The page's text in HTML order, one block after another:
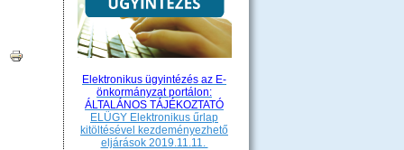
Elektronikus ügyintézés az E-
önkormányzat portálon:
ÁLTALÁNOS TÁJÉKOZTATÓ
ELÜGY Elektronikus űrlap
kitöltésével kezdeményezhető
eljárások 2019.11.11.